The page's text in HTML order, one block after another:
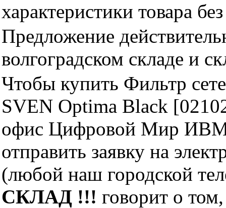
характеристики товара
Предложение
волгоградском складе и
Чтобы купить Фильтр
SVEN Optima Black
офис Цифровой Мир ИВМ
отправить заявку на
(любой наш городской
СКЛАД !!! говорит о